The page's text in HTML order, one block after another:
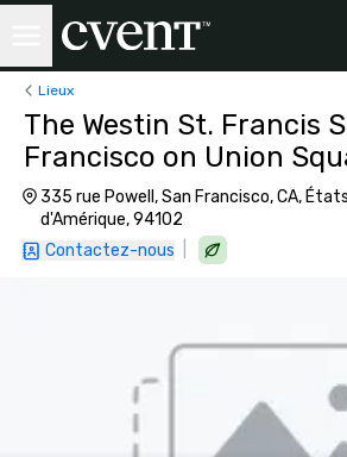
Lieux
The Westin St. Francis
Francisco on Union
335 rue Powell, San Francisco, CA,
d'Amérique, 94102
Contactez-nous